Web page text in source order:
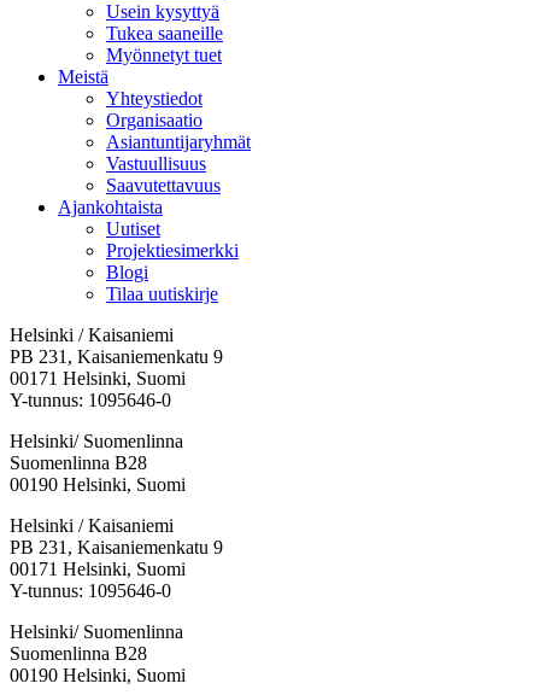
Usein kysyttyä
Tukea saaneille
Myönnetyt tuet
Meistä
Yhteystiedot
Organisaatio
Asiantuntijaryhmät
Vastuullisuus
Saavutettavuus
Ajankohtaista
Uutiset
Projektiesimerkki
Blogi
Tilaa uutiskirje
Helsinki / Kaisaniemi
PB 231, Kaisaniemenkatu 9
00171 Helsinki, Suomi
Y-tunnus: 1095646-0
Helsinki/ Suomenlinna
Suomenlinna B28
00190 Helsinki, Suomi
Facebook:
Avataan
uuteen
välilehteen
Instagram:
Avataan
uuteen
välilehteen
TikTok:
Avataan
uuteen
välilehteen
Youtube:
Avataan
uuteen
välilehteen
Vimeo:
Avataan
uuteen
välilehteen
Helsinki / Kaisaniemi
PB 231, Kaisaniemenkatu 9
00171 Helsinki, Suomi
Y-tunnus: 1095646-0
Helsinki/ Suomenlinna
Suomenlinna B28
00190 Helsinki, Suomi